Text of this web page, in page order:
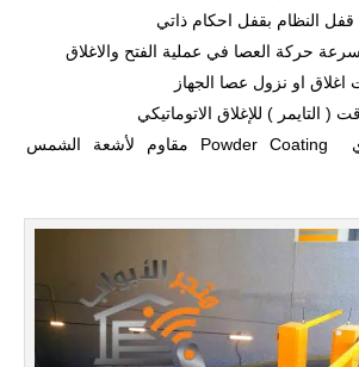
قفل النظام بقفل احكام ذاتي
حركة العصا في عملية الفتح والاغلاق
اغلاق او نزول عصا الجهاز
( التايمر ) للإغلاق الاتوماتيكي
دهان بودرة حراري Powder Coating مقاوم لأشعة الشمس